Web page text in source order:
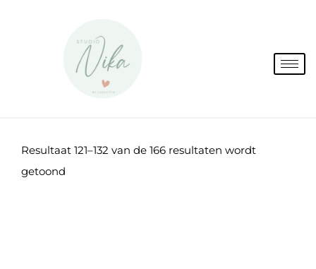
Resultaat 121–132 van de 166 resultaten wordt
getoond